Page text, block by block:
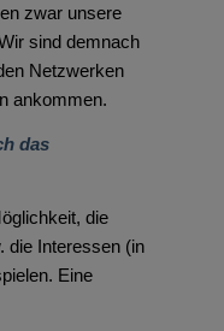
zwar unsere
sind demnach
Netzwerken
ankommen.
das
die
die Interessen (in
Eine